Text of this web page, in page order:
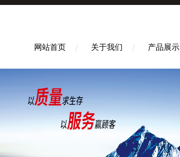
网站首页 关于我们 产品展示